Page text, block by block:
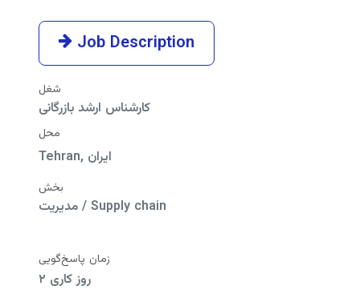
Job Description
شغل
کارشناس ارشد بازرگانی
محل
Tehran, ایران
بخش
مدیریت / Supply chain
زمان پاسخ‌گویی
۲ روز کاری